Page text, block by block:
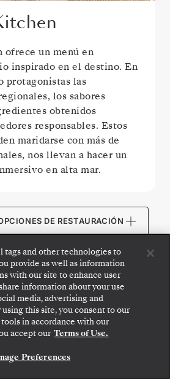
ofrece un menú en
inspirado en el destino. En
protagonistas las
los sabores
obtenidos
responsables. Estos
maridarse con más de
nos llevan a hacer un
en alta mar.
DE RESTAURACIÓN
PÚBLICAS
tags and other technologies to
provide as well as information
with our site to enhance user
information about your use
media, advertising and
this site, you consent to our
in accordance with our
accept our Terms of Use.
Preferences